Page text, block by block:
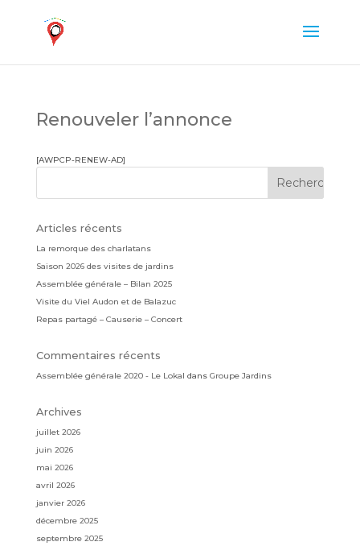
Renouveler l’annonce
[AWPCP-RENEW-AD]
Articles récents
La remorque des charlatans
Saison 2026 des visites de jardins
Assemblée générale – Bilan 2025
Visite du Viel Audon et de Balazuc
Repas partagé – Causerie – Concert
Commentaires récents
Assemblée générale 2020 - Le Lokal dans Groupe Jardins
Archives
juillet 2026
juin 2026
mai 2026
avril 2026
janvier 2026
décembre 2025
septembre 2025